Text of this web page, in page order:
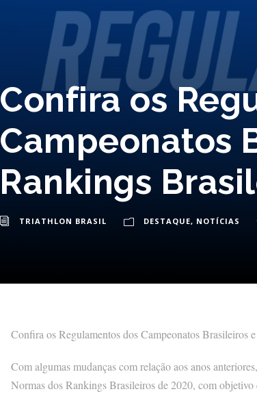
Confira os
Campeonatos
Rankings
TRIATHLON BRASIL DESTAQUE, NOTÍCIAS
Confira os Regulamentos dos Campeonatos Brasileiros
Com algumas mudanças com relação aos anos
Normas dos Rankings Brasileiros de 2020, com objetivo